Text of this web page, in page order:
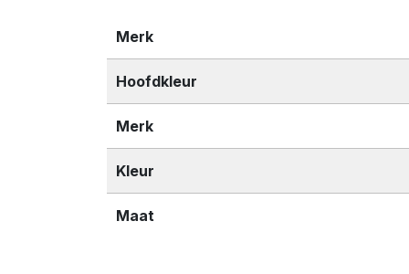
Merk
Hoofdkleur
Merk
Kleur
Maat